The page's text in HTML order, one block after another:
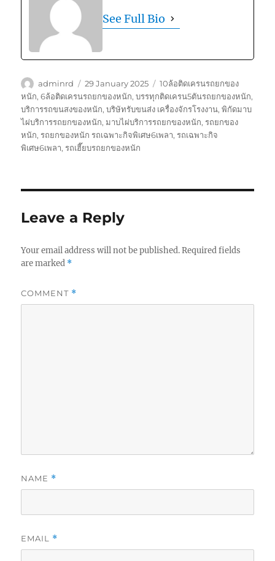
See Full Bio
Author
adminrd
Posted
on
29 January 2025 Tags
10ล้อติดเครนรถยกของ
หนัก,6ล้อติดเครนรถยกของหนัก,บรรทุกติดเครน5ตันรถยกของหนัก,
บริการรถขนสงของหนัก,บริษัทรับขนส่ง เครื่องจักรโรงงาน,พิกัดมาบ
ไผ่บริการรถยกของหนัก,มาบไผ่บริการรถยกของหนัก,รถยกของ
หนัก,รถยกของหนัก รถเฉพาะกิจพิเศษ6เพลา,รถเฉพาะกิจ
พิเศษ6เพลา,รถเฮี๊ยบรถยกของหนัก
Leave a Reply
Your email address will not be published. Required fields
are marked *
COMMENT *
NAME *
EMAIL *